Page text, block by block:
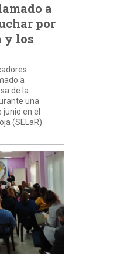
a
por
y los
a
de la
una
en el
(SELaR).